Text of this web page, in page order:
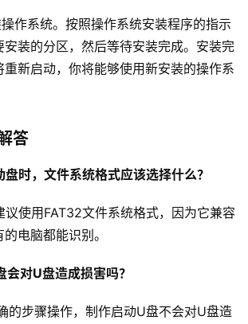
注册
作系统。按照操作系统安装程序的指示
装的分区，然后等待安装完成。安装完
重新启动，你将能够使用新安装的操作系
答
时，文件系统格式应该选择什么？
议使用FAT32文件系统格式，因为它兼容
电脑都能识别。
对U盘造成损害吗？
的步骤操作，制作启动U盘不会对U盘造